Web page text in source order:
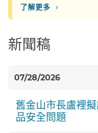
了解更多​​ ›
新聞稿​​
07/28/2026
舊金山市長盧裡
品安全問題​​